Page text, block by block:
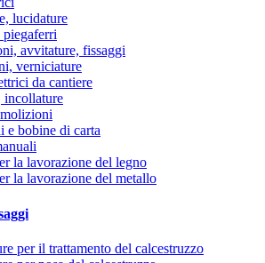
lucidature
avvitature, fissaggi
verniciature
da cantiere
incollature
e bobine di carta
la lavorazione del legno
la lavorazione del metallo
per il trattamento del calcestruzzo